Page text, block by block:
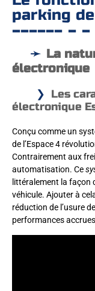
parking
La
électronique
Les
électronique
Conçu comme un
de l’Espace 4
Contrairement aux
automatisation. Ce
littéralement la façon
véhicule. Ajouter à
réduction de l’usure
performances